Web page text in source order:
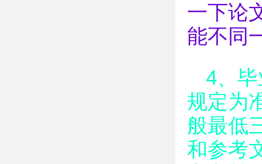
一下论
能不同
4、
规定为
般最低
和参考